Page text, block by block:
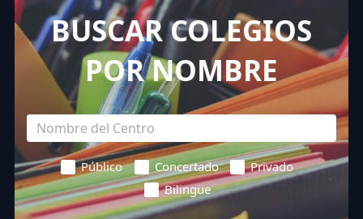
BUSCAR COLEGIOS
POR NOMBRE
Público Concertado
Privado
Bilingüe